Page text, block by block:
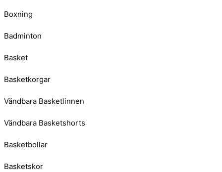
Boxning
Badminton
Basket
Basketkorgar
Vändbara Basketlinnen
Vändbara Basketshorts
Basketbollar
Basketskor